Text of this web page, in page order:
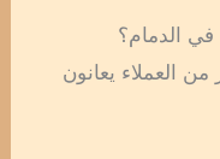
الدمام؟
العملاء يعانون